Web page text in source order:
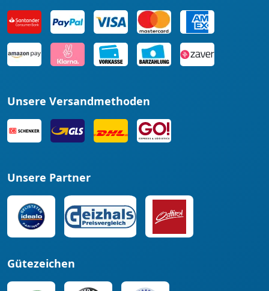
Unsere Versandmethoden
Unsere Partner
Gütezeichen